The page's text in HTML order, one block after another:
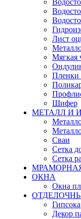
Лист
Мягкая
Пленки
Шифер
МЕТАЛЛ И
Сваи
Сетка
Сетка
ОКНА
Окна
Декор